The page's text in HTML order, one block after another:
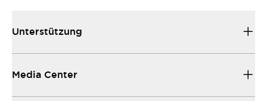
Unterstützung
Media Center